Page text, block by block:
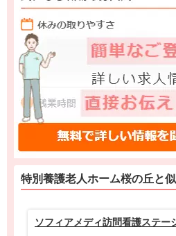
特別養護老人ホーム桜の丘と
ソフィアメディ訪問看護ステー